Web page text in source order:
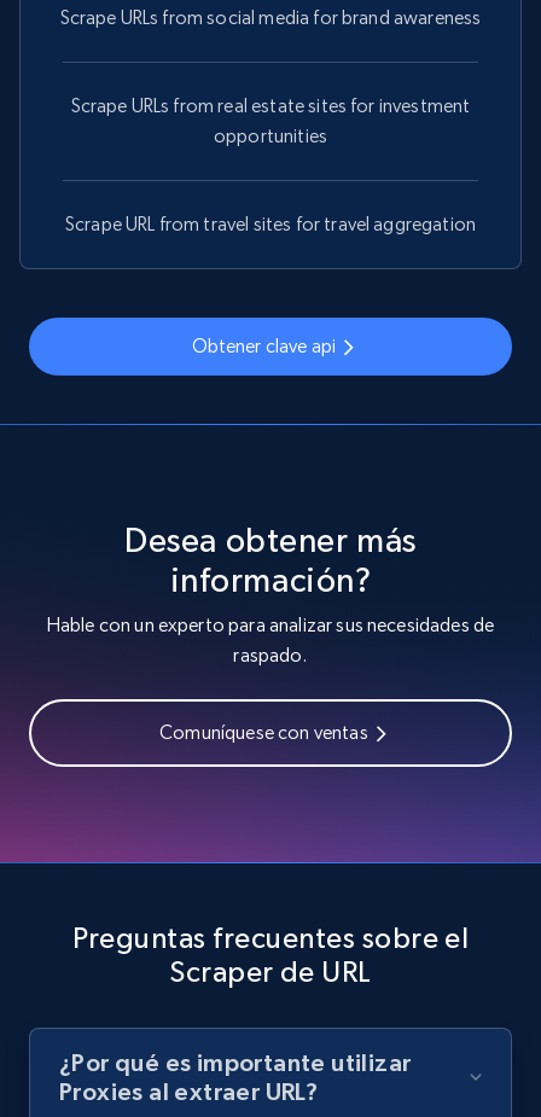
Account id, Nickname, Biography, Awg
engagement rate, Comment engagement rate,
Like engagement rate, Bio link, Predicted lang,
8.3K+ 962+ Prueba gratuita
and country
and more.
Youtube - Videos posts
URL, Title, Youtuber, Youtuber md5, Video url,
Youtube - Videos posts - Search new
URL, Title, Youtuber, Youtuber md5, Video url,
Video length, Likes, Views, and more.
Scrape URLs from social media for brand awareness
Scrape URLs from real estate sites for investment
opportunities
Scrape URL from travel sites for travel aggregation
Obtener clave api
Desea obtener más
información?
Hable con un experto para analizar sus necesidades de
raspado.
Comuníquese con ventas
Preguntas frecuentes sobre el
Scraper de URL
¿Por qué es importante utilizar
Proxies al extraer URL?